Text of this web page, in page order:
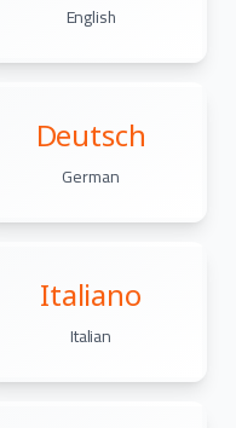
English
Deutsch
German
Italiano
Italian